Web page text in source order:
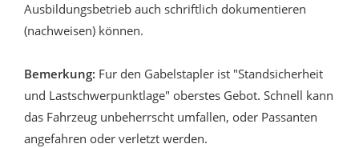
Ausbildungsbetrieb auch schriftlich dokumentieren
(nachweisen) können.
Bemerkung: Fur den Gabelstapler ist "Standsicherheit
und Lastschwerpunktlage" oberstes Gebot. Schnell kann
das Fahrzeug unbeherrscht umfallen, oder Passanten
angefahren oder verletzt werden.